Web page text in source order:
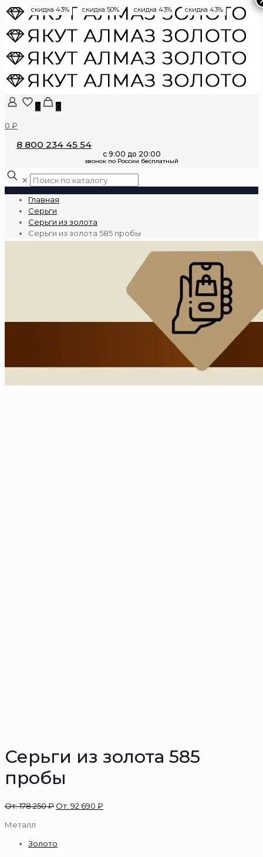
0
0
0 ₽
8 800 234 45 54
✕
Главная
Серьги
Серьги из золота
Серьги из золота 585 пробы
Серьги из золота 585
пробы
От:178 250₽ От: 92 690 ₽
Металл
Золото
скидка 43% скидка 50% скидка 43% скидка 43%